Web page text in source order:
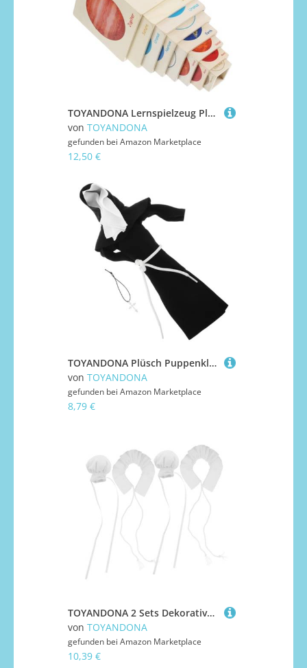
TOYANDONA Lernspielzeug Planeten Holz Stapelboxen Frühpädagogisches Denkspielzeug für Kreativität und Gedächtnisförderung Logikspiel für Jungen und Mädchen Ab Jahren
von TOYANDONA
gefunden bei Amazon Marketplace
12,50 €
TOYANDONA Plüsch Puppenkleidung Nonnenkostüm mit Silberner Halskette für Kirchenrequisiten und Rollenspiel Niedliches Schwarzes Outfit Puppen Einzigartiges Design für Sammlungen und
von TOYANDONA
gefunden bei Amazon Marketplace
8,79 €
TOYANDONA 2 Sets Dekoratives Hutset Kochmütze Miniatur Kochmütze Winzige Miniatur Puppenmützen Kleine Puppenmützen Küchenmütze Minimützen Für Puppen Mütze Winzige Mütze
von TOYANDONA
gefunden bei Amazon Marketplace
10,39 €